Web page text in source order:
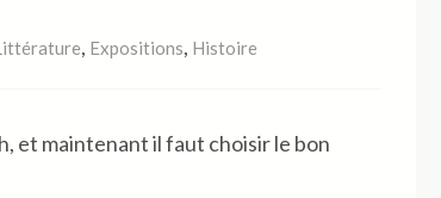
, Expositions, Histoire
et maintenant il faut choisir le bon